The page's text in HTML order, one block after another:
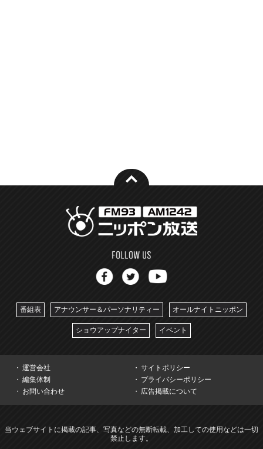
番組表 アナウンサー＆パーソナリティー オールナイトニッポン
ショウアップナイター イベント
運営会社
サイトポリシー
編集体制
プライバシーポリシー
お問い合わせ
広告掲載について
当ウェブサイトに掲載の記事、写真などの無断転載、加工しての使用などは一切
禁止します。